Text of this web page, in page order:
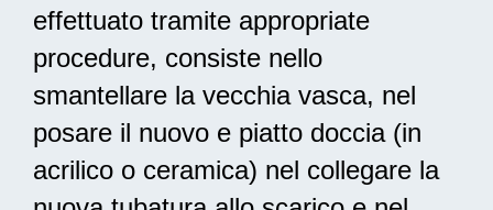
effettuato tramite appropriate
procedure, consiste nello
smantellare la vecchia vasca, nel
posare il nuovo e piatto doccia (in
acrilico o ceramica) nel collegare la